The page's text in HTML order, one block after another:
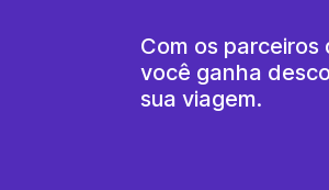
Com os
você ganha
sua viagem.